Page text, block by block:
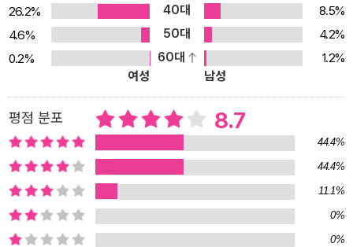
엄청난 인기를 끌었다. 그러나 첨단 장비의 발달, 프로파일링과 같은
정밀하고 논리적인 수사 기법의 등장으로 인해 탐정소설은 어느 순간
지난 세기의 장르로 여겨지며 대중으로부터 멀어지게 되었다. 이러한
고전적 장르를 새로운 카드로 집어 든 조앤 K. 롤링은 놀라운 재능을
발휘해 자신만의 스타일로 재창조했다. 군인 출신의 가난한 사립탐
정, 톱스타의 죽음과 그 가족의 사건 의뢰, 용의자들과 주변 인물들의
협잡과 음모로 표류하는 사건 등등. 겉으로 봤을 때 《쿠쿠스 콜링》은
기존의 탐정소설과 크게 다르지 않지만, 조금만 깊숙이 들여다보면
그 차이를 금방 발견할 수 있다. 우선, 등장인물들이 저마다 뚜렷한 개
성을 가지고 있으며, 이것을 스토리의 흐름 안에서 자연스럽게 드러
내고 있다는 점이다. 슈퍼모델 룰라 랜드리는 소설이 시작되기 전 시
26.2%
40대
8.5%
4.6%
50대
4.2%
0.2%
60대
1.2%
여성
남성
평점 분포 8.7
44.4%
44.4%
11.1%
0%
0%